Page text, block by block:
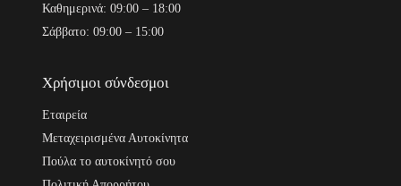
Καθημερινά: 09:00 – 18:00
Σάββατο: 09:00 – 15:00
Χρήσιμοι σύνδεσμοι
Εταιρεία
Μεταχειρισμένα Αυτοκίνητα
Πούλα το αυτοκίνητό σου